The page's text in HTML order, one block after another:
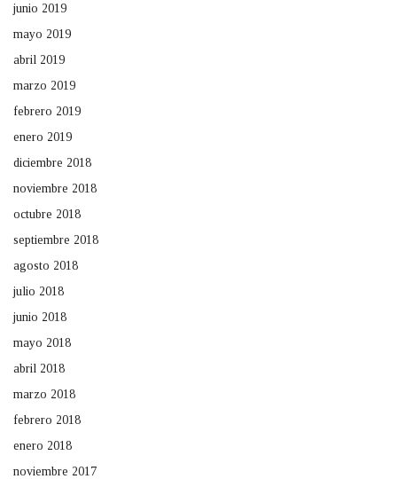
junio 2019
mayo 2019
abril 2019
marzo 2019
febrero 2019
enero 2019
diciembre 2018
noviembre 2018
octubre 2018
septiembre 2018
agosto 2018
julio 2018
junio 2018
mayo 2018
abril 2018
marzo 2018
febrero 2018
enero 2018
noviembre 2017